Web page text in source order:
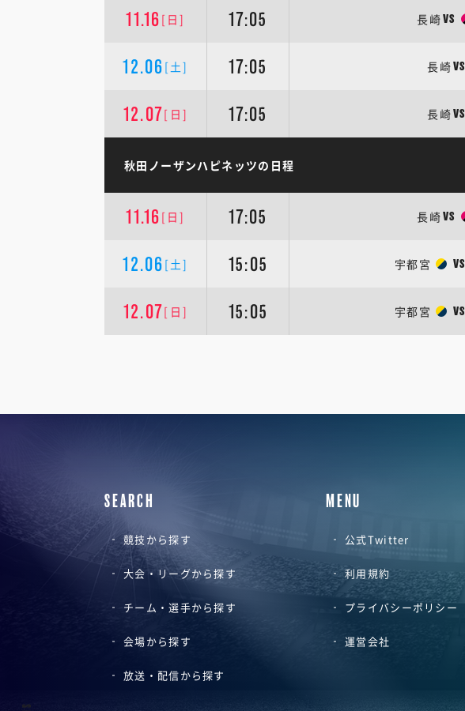
11.16 [日] 17:05 長崎VS
12.06 [土] 17:05 長崎VS
12.07[日] 17:05 長崎VS
秋田ノーザンハピネッツの日程
11.16 [日] 17:05 長崎VS
12.06 [土] 15:05 宇都宮 VS
12.07[日] 15:05 宇都宮 VS
SEARCH
競技から探す
大会・リーグから探す
チーム・選手から探す
会場から探す
放送・配信から探す
MENU
公式Twitter
利用規約
プライバシーポリシー
運営会社